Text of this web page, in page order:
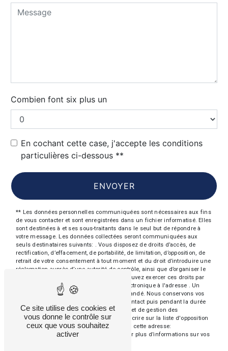
Combien font six plus un
En cochant cette case, j'accepte les conditions
particulières ci-dessous **
ENVOYER
** Les données personnelles communiquées sont nécessaires aux fins
de vous contacter et sont enregistrées dans un fichier informatisé. Elles
sont destinées à et ses sous-traitants dans le seul but de répondre à
votre message. Les données collectées seront communiquées aux
seuls destinataires suivants: . Vous disposez de droits d’accès, de
rectification, d’effacement, de portabilité, de limitation, d’opposition, de
retrait de votre consentement à tout moment et du droit d’introduire une
réclamation auprès d’une autorité de contrôle, ainsi que d’organiser le
sort de vos données post-mortem. Vous pouvez exercer ces droits par
voie postale à l'adresse ou par courrier électronique à l'adresse . Un
justificatif d'identité pourra vous être demandé. Nous conservons vos
données pendant la période de prise de contact puis pendant la durée
de prescription légale aux fins probatoires et de gestion des
contentieux. Vous avez le droit de vous inscrire sur la liste d'opposition
au démarchage téléphonique, disponible à cette adresse:
. Consultez le site cnil.fr pour plus d’informations sur vos
Ce site utilise des cookies et
vous donne le contrôle sur
ceux que vous souhaitez
activer